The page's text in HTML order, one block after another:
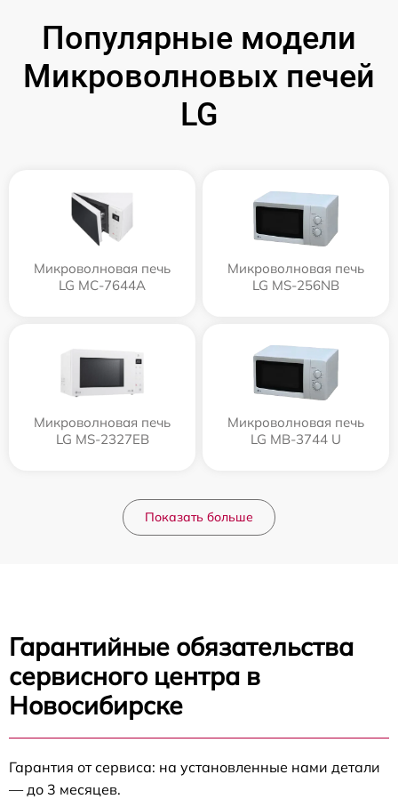
Популярные модели
Микроволновых печей
LG
Микроволновая печь
LG MC-7644A
Микроволновая печь
LG MS-256NB
Микроволновая печь
LG MS-2327EB
Микроволновая печь
LG MB-3744 U
Показать больше
Гарантийные обязательства
сервисного центра в
Новосибирске
Гарантия от сервиса: на установленные нами детали
— до 3 месяцев.